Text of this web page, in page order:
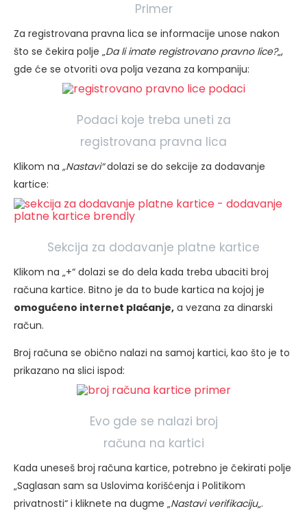
Primer
Za registrovana pravna lica se informacije unose nakon
što se čekira polje „Da li imate registrovano pravno lice?„,
gde će se otvoriti ova polja vezana za kompaniju:
Podaci koje treba uneti za
registrovana pravna lica
Klikom na „Nastavi“dolazi se do sekcije za dodavanje
kartice:
Sekcija za dodavanje platne kartice
Klikom na „+“ dolazi se do dela kada treba ubaciti broj
računa kartice. Bitno je da to bude kartica na kojoj je
omogućeno internet plaćanje, a vezana za dinarski
račun.
Broj računa se obično nalazi na samoj kartici, kao što je to
prikazano na slici ispod:
Evo gde se nalazi broj
računa na kartici
Kada uneseš broj računa kartice, potrebno je čekirati polje
„Saglasan sam sa Uslovima korišćenja i Politikom
privatnosti“ i kliknete na dugme „Nastavi verifikaciju„.